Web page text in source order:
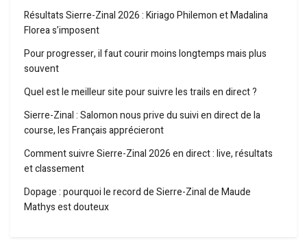
Résultats Sierre-Zinal 2026 : Kiriago Philemon et Madalina
Florea s’imposent
Pour progresser, il faut courir moins longtemps mais plus
souvent
Quel est le meilleur site pour suivre les trails en direct ?
Sierre-Zinal : Salomon nous prive du suivi en direct de la
course, les Français apprécieront
Comment suivre Sierre-Zinal 2026 en direct : live, résultats
et classement
Dopage : pourquoi le record de Sierre-Zinal de Maude
Mathys est douteux